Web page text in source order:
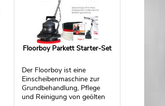
Floorboy Parkett Starter-Set
Der Floorboy ist eine
Einscheibenmaschine zur
Grundbehandlung, Pflege
und Reinigung von geölten